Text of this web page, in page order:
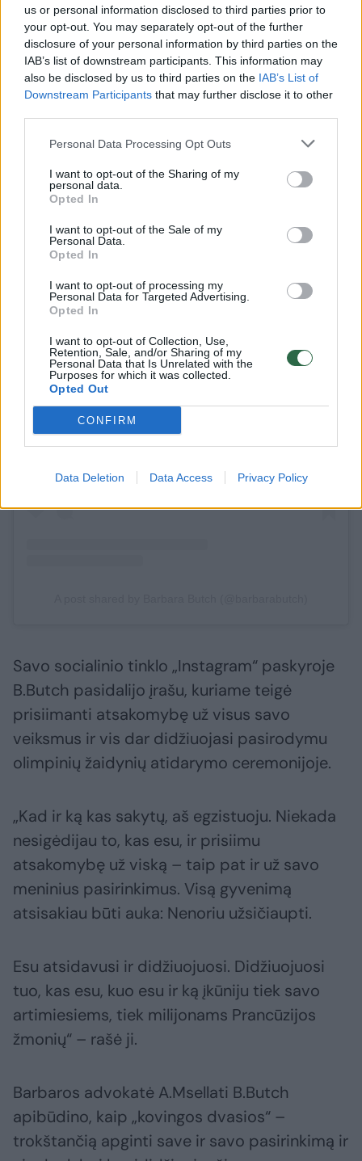
us or personal information disclosed to third parties prior to
your opt-out. You may separately opt-out of the further
disclosure of your personal information by third parties on the
IAB’s list of downstream participants. This information may
also be disclosed by us to third parties on the IAB’s List of
Downstream Participants that may further disclose it to other
Personal Data Processing Opt Outs
I want to opt-out of the Sharing of my
personal data.
Opted In
I want to opt-out of the Sale of my
Personal Data.
Opted In
I want to opt-out of processing my
Personal Data for Targeted Advertising.
Opted In
I want to opt-out of Collection, Use,
Retention, Sale, and/or Sharing of my
Personal Data that Is Unrelated with the
Purposes for which it was collected.
Opted Out
CONFIRM
Data Deletion Data Access Privacy Policy
Paryžiaus olimpinių žaidynių organizatoriai
teigė, kad niekada nebuvo siekiama parodyti
nepagarbos kuriai nors religinei grupei ir taip
buvo siekiama švęsti bendruomenės
toleranciją.
View this post on Instagram
Savo socialinio tinklo „Instagram“ paskyroje
B.Butch pasidalijo įrašu, kuriame teigė
prisiimanti atsakomybę už visus savo
veiksmus ir vis dar didžiuojasi pasirodymu
olimpinių žaidynių atidarymo ceremonijoje.
„Kad ir ką kas sakytų, aš egzistuoju. Niekada
nesigėdijau to, kas esu, ir prisiimu
atsakomybę už viską – taip pat ir už savo
meninius pasirinkimus. Visą gyvenimą
atsisakiau būti auka: Nenoriu užsičiaupti.
Esu atsidavusi ir didžiuojuosi. Didžiuojuosi
tuo, kas esu, kuo esu ir ką įkūniju tiek savo
artimiesiems, tiek milijonams Prancūzijos
žmonių“ – rašė ji.
Barbaros advokatė A.Msellati B.Butch
apibūdino, kaip „kovingos dvasios“ –
trokštančią apginti save ir savo pasirinkimą ir